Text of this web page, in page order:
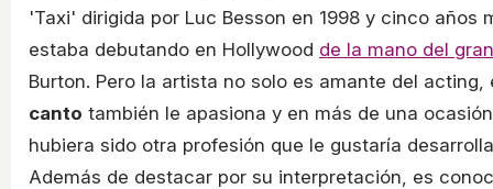
'Taxi' dirigida por Luc Besson en 1998 y cinco años
estaba debutando en Hollywood de la mano del
Burton. Pero la artista no solo es amante del
canto también le apasiona y en más de una
hubiera sido otra profesión que le gustaría
Además de destacar por su interpretación, es